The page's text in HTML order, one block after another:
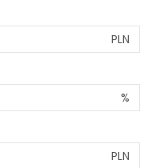
PLN
%
PLN